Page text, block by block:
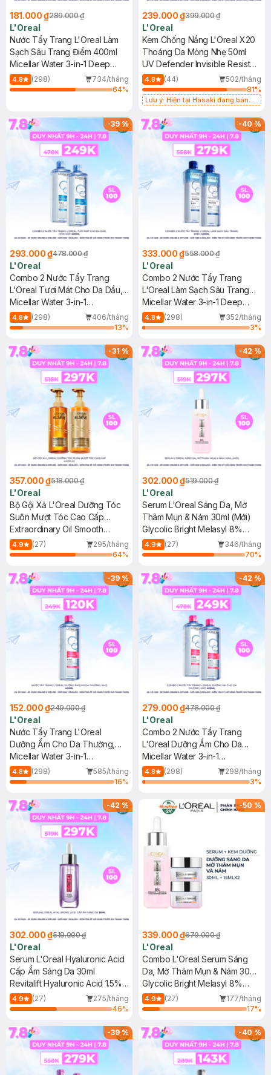
181.000 ₫289.000 ₫
L'Oreal
Nước Tẩy Trang L'Oreal Làm
Sạch Sâu Trang Điểm 400ml
Micellar Water 3-in-1 Deep
Cleansing Even For Sensitive
Skin
4.8 (298)
734/tháng
64%
239.000 ₫399.000 ₫
L'Oreal
Kem Chống Nắng L'Oreal X20
Thoáng Da Mỏng Nhẹ 50ml
UV Defender Invisible Resist
Daily Sunscreen SPF50+
PA++++
4.8 (44)
502/tháng
81%
Lưu ý: Hiện tại Hasaki đang bán
-39%
293.000 ₫478.000 ₫
L'Oreal
Combo 2 Nước Tẩy Trang
L'Oreal Tươi Mát Cho Da Dầu,
Hỗn Hợp 400ml
Micellar Water 3-in-1
Refreshing Even For Sensitive
Skin
4.8 (298)
406/tháng
13%
-40%
333.000 ₫558.000 ₫
L'Oreal
Combo 2 Nước Tẩy Trang
L'Oreal Làm Sạch Sâu Trang
Điểm 400ml
Micellar Water 3-in-1 Deep
Cleansing Even For Sensitive
Skin
4.8 (298)
352/tháng
3%
-31%
357.000 ₫518.000 ₫
L'Oreal
Bộ Gội Xả L'Oreal Dưỡng Tóc
Suôn Mượt Tóc Cao Cấp
440mlx2
Extraordinary Oil Smooth
Shampoo & Conditioner
4.9 (27)
295/tháng
64%
-42%
302.000 ₫519.000 ₫
L'Oreal
Serum L'Oreal Sáng Da, Mờ
Thâm Mụn & Nám 30ml (Mới)
Glycolic Bright Melasyl 8%
[Melasyl+Glycolic+Niacinamide]
4.9 (27)
346/tháng
70%
-39%
152.000 ₫249.000 ₫
L'Oreal
Nước Tẩy Trang L'Oreal
Dưỡng Ẩm Cho Da Thường,
Khô 400ml
Micellar Water 3-in-1
Moisturizing Even For Sensitive
Skin
4.8 (298)
585/tháng
16%
-42%
279.000 ₫478.000 ₫
L'Oreal
Combo 2 Nước Tẩy Trang
L'Oreal Dưỡng Ẩm Cho Da
Thường, Khô 400ml
Micellar Water 3-in-1
Moisturizing Even For Sensitive
Skin
4.8 (298)
298/tháng
3%
-42%
302.000 ₫519.000 ₫
L'Oreal
Serum L'Oreal Hyaluronic Acid
Cấp Ẩm Sáng Da 30ml
Revitalift Hyaluronic Acid 1.5%
Hyaluron Serum
4.9 (27)
275/tháng
46%
-50 %
339.000 ₫679.000 ₫
L'Oreal
Combo L'Oreal Serum Sáng
Da, Mờ Thâm Mụn & Nám 30ml
+ 2 Kem Dưỡng Mờ Thâm Nám
Ban Ngày 15ml
Glycolic Bright Melasyl 8%
[Melasyl+Glycolic+Niacinamide]
+ Glycolic-Bright Glowing
4.9 (27)
177/tháng
17%
-39% -40%